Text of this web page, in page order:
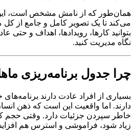
همان‌طور که از نامش مشخص است،
می‌کند تا یک تصویر کامل و جامع از کل
بتوانید کارها، رویدادها، اهداف و حتی
نگاه مدیریت کنید.
چرا جدول برنامه‌ریزی
بسیاری از افراد عادت دارند
دارند. اما واقعیت این است که ذهن
خاطر سپردن جزئیات دارد. وقتی حجم
زیاد شود، فراموشی و استرس هم